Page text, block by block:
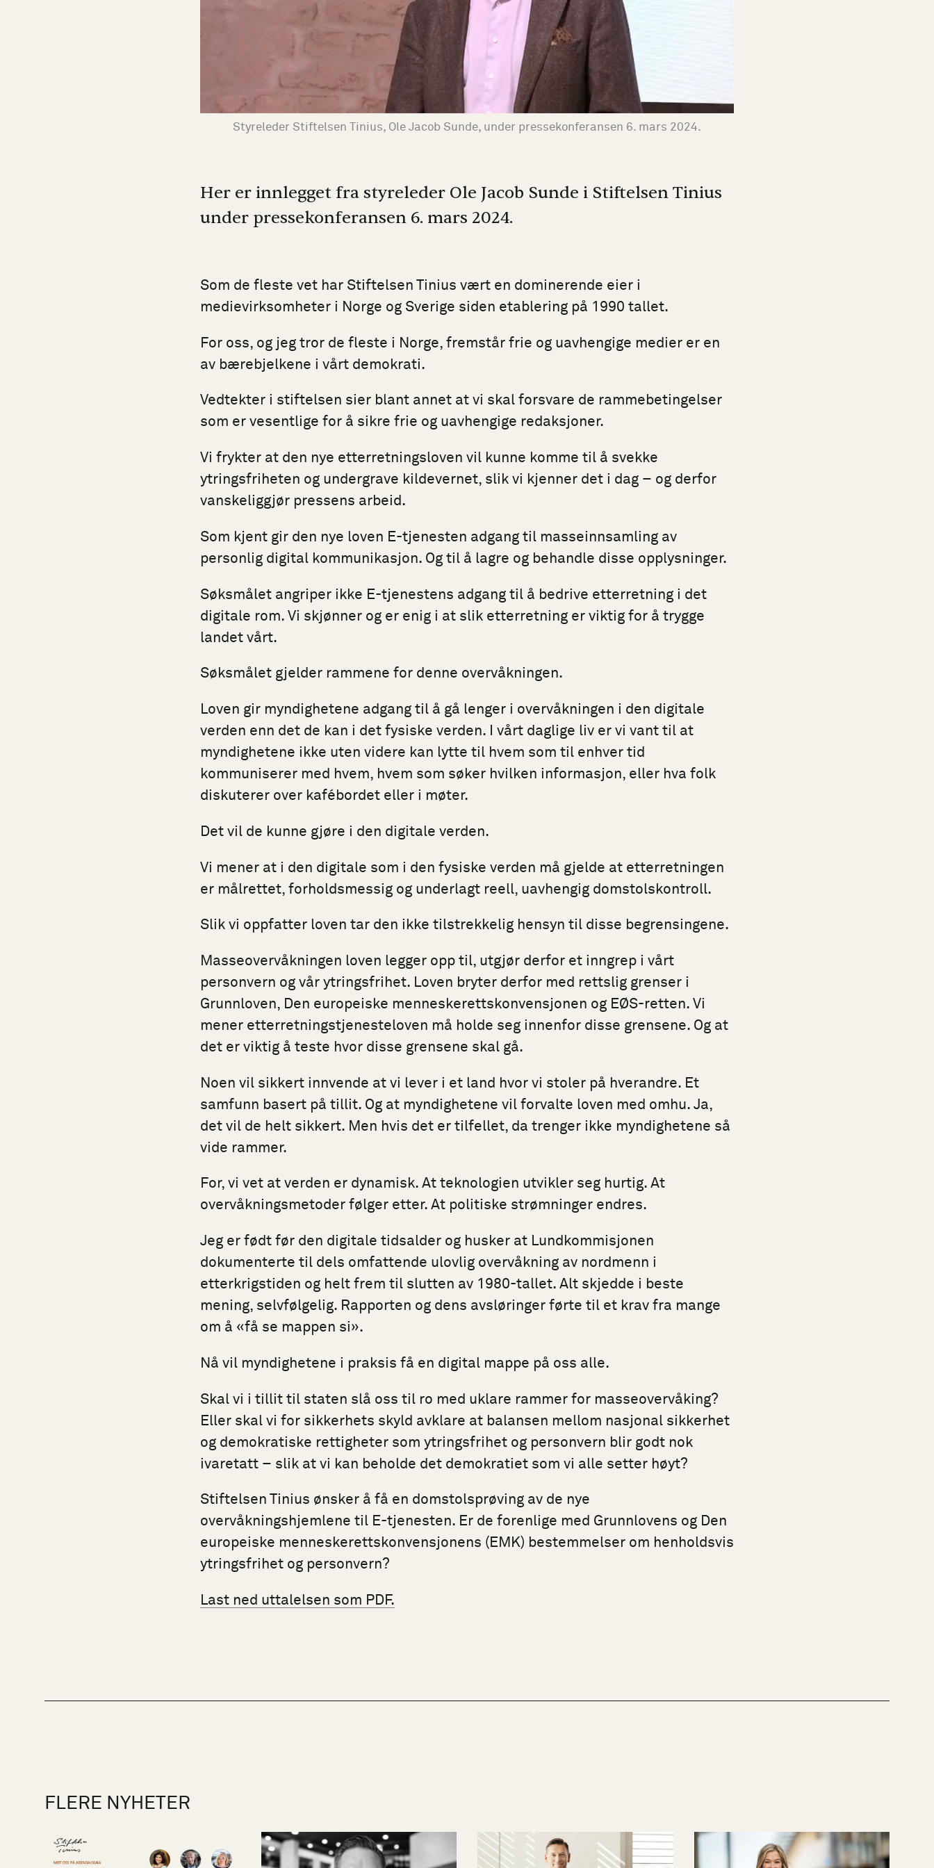
Styreleder Stiftelsen Tinius, Ole Jacob Sunde, under pressekonferansen 6. mars 2024.
Her er innlegget fra styreleder Ole Jacob Sunde i Stiftelsen Tinius
under pressekonferansen 6. mars 2024.
Som de fleste vet har Stiftelsen Tinius vært en dominerende eier i
medievirksomheter i Norge og Sverige siden etablering på 1990 tallet.
For oss, og jeg tror de fleste i Norge, fremstår frie og uavhengige medier er en
av bærebjelkene i vårt demokrati.
Vedtekter i stiftelsen sier blant annet at vi skal forsvare de rammebetingelser
som er vesentlige for å sikre frie og uavhengige redaksjoner.
Vi frykter at den nye etterretningsloven vil kunne komme til å svekke
ytringsfriheten og undergrave kildevernet, slik vi kjenner det i dag – og derfor
vanskeliggjør pressens arbeid.
Som kjent gir den nye loven E-tjenesten adgang til masseinnsamling av
personlig digital kommunikasjon. Og til å lagre og behandle disse opplysninger.
Søksmålet angriper ikke E-tjenestens adgang til å bedrive etterretning i det
digitale rom. Vi skjønner og er enig i at slik etterretning er viktig for å trygge
landet vårt.
Søksmålet gjelder rammene for denne overvåkningen.
Loven gir myndighetene adgang til å gå lenger i overvåkningen i den digitale
verden enn det de kan i det fysiske verden. I vårt daglige liv er vi vant til at
myndighetene ikke uten videre kan lytte til hvem som til enhver tid
kommuniserer med hvem, hvem som søker hvilken informasjon, eller hva folk
diskuterer over kafébordet eller i møter.
Det vil de kunne gjøre i den digitale verden.
Vi mener at i den digitale som i den fysiske verden må gjelde at etterretningen
er målrettet, forholdsmessig og underlagt reell, uavhengig domstolskontroll.
Slik vi oppfatter loven tar den ikke tilstrekkelig hensyn til disse begrensingene.
Masseovervåkningen loven legger opp til, utgjør derfor et inngrep i vårt
personvern og vår ytringsfrihet. Loven bryter derfor med rettslig grenser i
Grunnloven, Den europeiske menneskerettskonvensjonen og EØS-retten. Vi
mener etterretningstjenesteloven må holde seg innenfor disse grensene. Og at
det er viktig å teste hvor disse grensene skal gå.
Noen vil sikkert innvende at vi lever i et land hvor vi stoler på hverandre. Et
samfunn basert på tillit. Og at myndighetene vil forvalte loven med omhu. Ja,
det vil de helt sikkert. Men hvis det er tilfellet, da trenger ikke myndighetene så
vide rammer.
For, vi vet at verden er dynamisk. At teknologien utvikler seg hurtig. At
overvåkningsmetoder følger etter. At politiske strømninger endres.
Jeg er født før den digitale tidsalder og husker at Lundkommisjonen
dokumenterte til dels omfattende ulovlig overvåkning av nordmenn i
etterkrigstiden og helt frem til slutten av 1980-tallet. Alt skjedde i beste
mening, selvfølgelig. Rapporten og dens avsløringer førte til et krav fra mange
om å «få se mappen si».
Nå vil myndighetene i praksis få en digital mappe på oss alle.
Skal vi i tillit til staten slå oss til ro med uklare rammer for masseovervåking?
Eller skal vi for sikkerhets skyld avklare at balansen mellom nasjonal sikkerhet
og demokratiske rettigheter som ytringsfrihet og personvern blir godt nok
ivaretatt – slik at vi kan beholde det demokratiet som vi alle setter høyt?
Stiftelsen Tinius ønsker å få en domstolsprøving av de nye
overvåkningshjemlene til E-tjenesten. Er de forenlige med Grunnlovens og Den
europeiske menneskerettskonvensjonens (EMK) bestemmelser om henholdsvis
ytringsfrihet og personvern?
Last ned uttalelsen som PDF.
FLERE NYHETER